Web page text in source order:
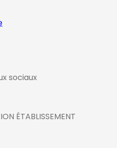
sociaux
ÉTABLISSEMENT